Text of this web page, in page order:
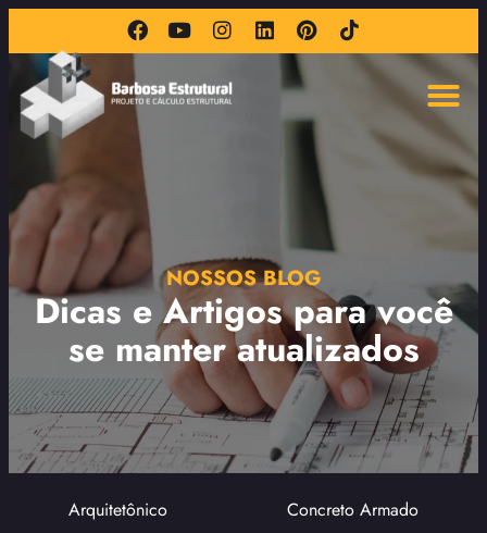
NOSSOS BLOG
Dicas e Artigos para você
se manter atualizados
Arquitetônico
Concreto Armado